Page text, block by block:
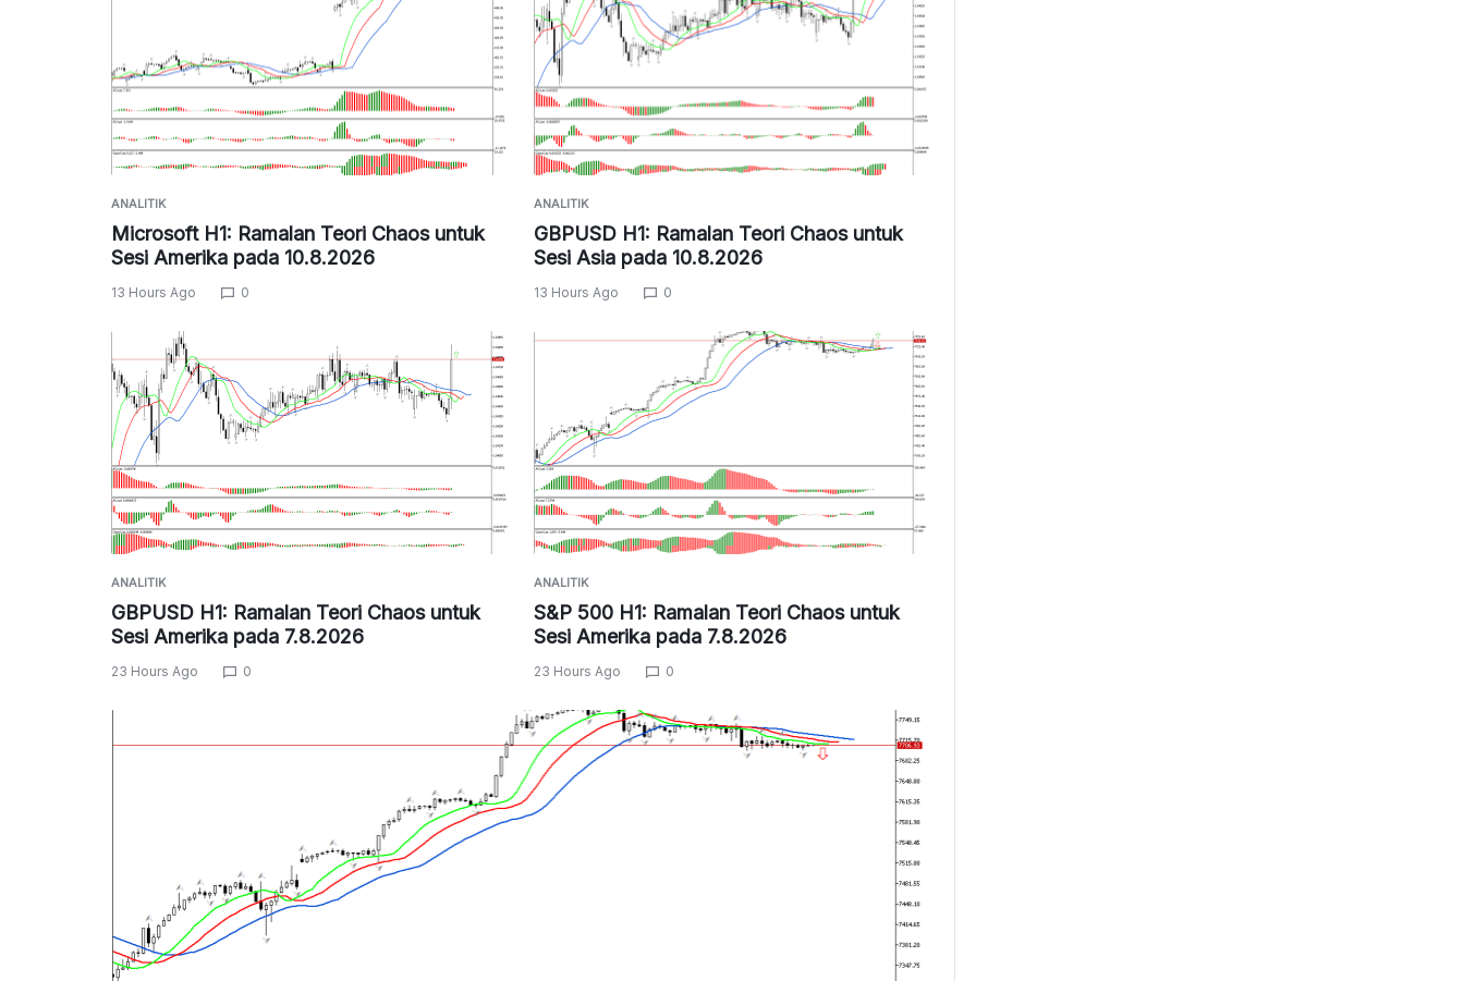
ANALITIK
Microsoft H1: Ramalan Teori Chaos untuk
Sesi Amerika pada 10.8.2026
13 Hours Ago 0
ANALITIK
GBPUSD H1: Ramalan Teori Chaos untuk
Sesi Asia pada 10.8.2026
13 Hours Ago 0
ANALITIK
GBPUSD H1: Ramalan Teori Chaos untuk
Sesi Amerika pada 7.8.2026
23 Hours Ago 0
ANALITIK
S&P 500 H1: Ramalan Teori Chaos untuk
Sesi Amerika pada 7.8.2026
23 Hours Ago 0